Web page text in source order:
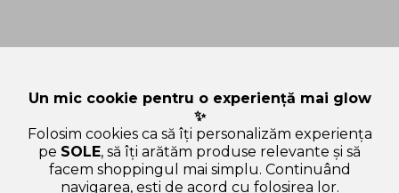
Un mic cookie pentru o experiență mai glow
✨
Folosim cookies ca să îți personalizăm experiența
pe SOLE, să îți arătăm produse relevante și să
facem shoppingul mai simplu. Continuând
navigarea, ești de acord cu folosirea lor.